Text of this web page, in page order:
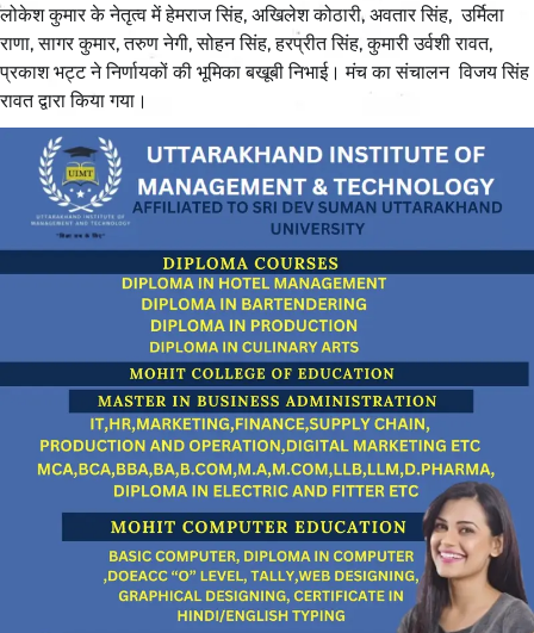
लोकेश कुमार के नेतृत्व में हेमराज सिंह, अखिलेश कोठारी, अवतार सिंह, उर्मिला
राणा, सागर कुमार, तरुण नेगी, सोहन सिंह, हरप्रीत सिंह, कुमारी उर्वशी रावत,
प्रकाश भट्ट ने निर्णायकों की भूमिका बखूबी निभाई। मंच का संचालन विजय सिंह
रावत द्वारा किया गया।